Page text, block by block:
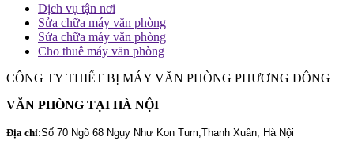
Dịch vụ tận nơi
Sửa chữa máy văn phòng
Sửa chữa máy văn phòng
Cho thuê máy văn phòng
CÔNG TY THIẾT BỊ MÁY VĂN PHÒNG PHƯƠNG ĐÔNG
VĂN PHÒNG TẠI HÀ NỘI
Địa chỉ:Số 70 Ngõ 68 Ngụy Như Kon Tum,Thanh Xuân, Hà Nội